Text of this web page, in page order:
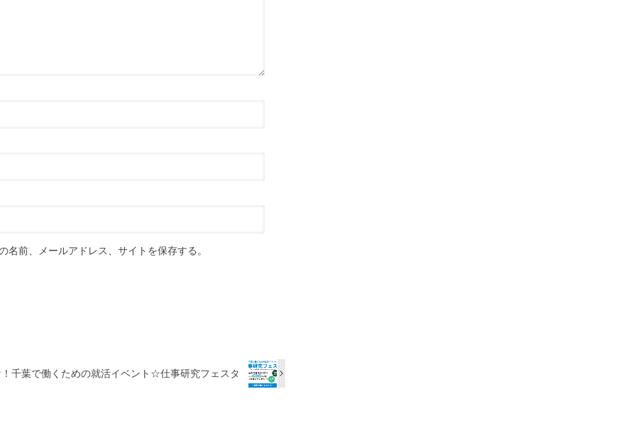
前、メールアドレス、サイトを保存する。
千葉で働くための就活イベント☆仕事研究フェスタ